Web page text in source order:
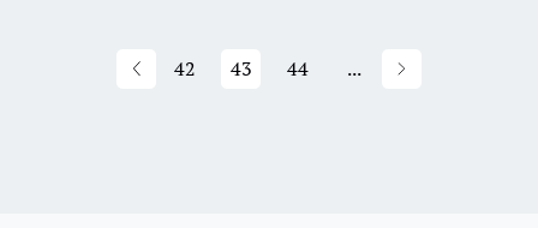
42 43 44 ...